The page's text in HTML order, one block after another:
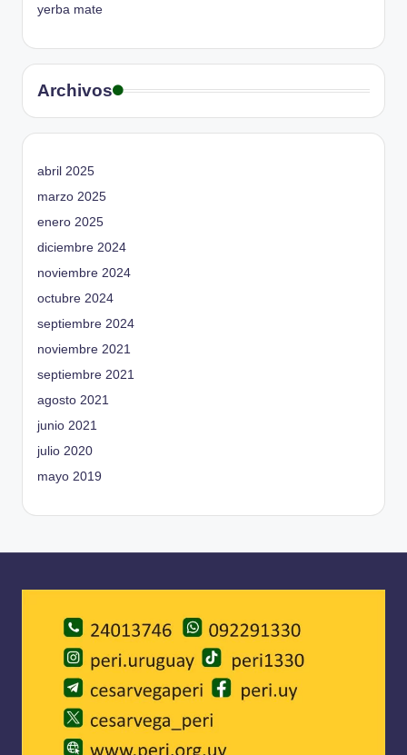
yerba mate
Archivos
abril 2025
marzo 2025
enero 2025
diciembre 2024
noviembre 2024
octubre 2024
septiembre 2024
noviembre 2021
septiembre 2021
agosto 2021
junio 2021
julio 2020
mayo 2019